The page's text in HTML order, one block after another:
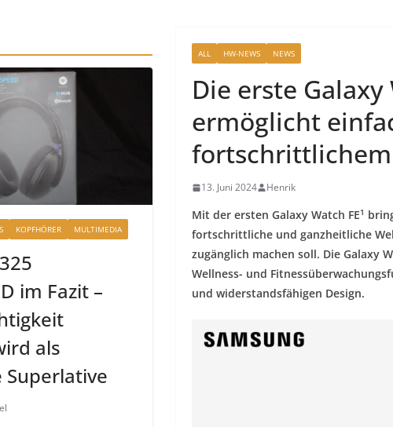
ALL HW-NEWS NEWS
Die erste
ermöglicht
13. Juni 2024 Henrik
Mit der ersten Galaxy Watch FE1
fortschrittliche und ganzheitliche
zugänglich machen soll. Die Galaxy
Wellness- und
und widerstandsfähigen Design.
KOPFHÖRER MULTIMEDIA
im Fazit –
als